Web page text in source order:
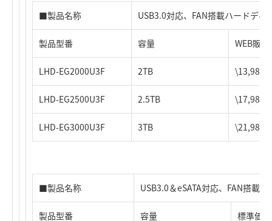
■製品名称 USB3.0対応、FAN搭載ハードディ
製品型番 容量 WEB販
LHD-EG2000U3F 2TB \13,980
LHD-EG2500U3F 2.5TB \17,980
LHD-EG3000U3F 3TB \21,980
■製品名称 USB3.0＆eSATA対応、FAN搭載
製品型番 容量 標準価格